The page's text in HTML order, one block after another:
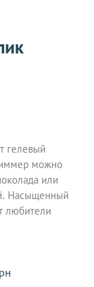
гелевый
можно
или
Насыщенный
любители